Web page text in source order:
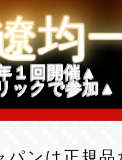
均
１回開催▲
ックで参加▲